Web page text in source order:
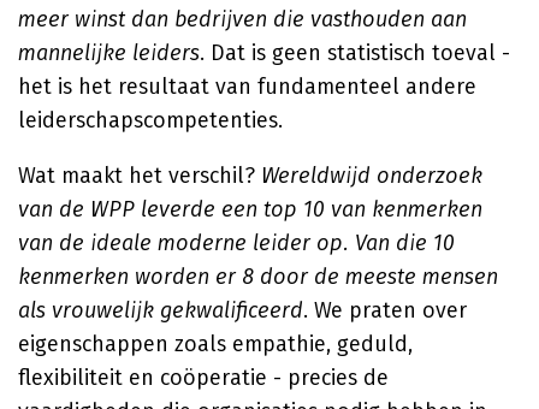
meer winst dan bedrijven die vasthouden aan
mannelijke leiders. Dat is geen statistisch toeval -
het is het resultaat van fundamenteel andere
leiderschapscompetenties.
Wat maakt het verschil? Wereldwijd onderzoek
van de WPP leverde een top 10 van kenmerken
van de ideale moderne leider op. Van die 10
kenmerken worden er 8 door de meeste mensen
als vrouwelijk gekwalificeerd. We praten over
eigenschappen zoals empathie, geduld,
flexibiliteit en coöperatie - precies de